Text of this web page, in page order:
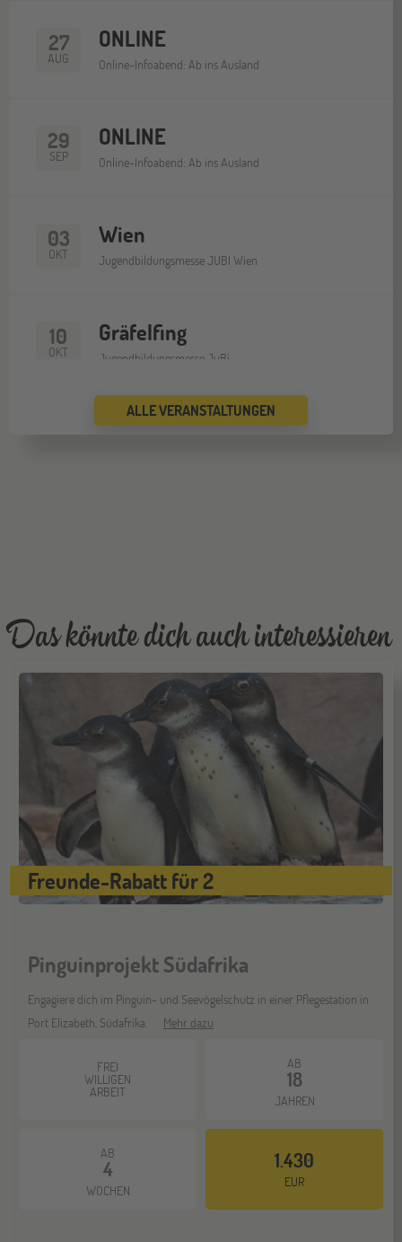
27
AUG
ONLINE
Online-Infoabend: Ab ins Ausland
29
SEP
ONLINE
Online-Infoabend: Ab ins Ausland
03
OKT
Wien
Jugendbildungsmesse JUBI Wien
10
OKT
Gräfelfing
Jugendbildungsmesse JuBi
ALLE VERANSTALTUNGEN
Das könnte dich auch interessieren
Freunde-Rabatt für 2
Pinguinprojekt Südafrika
Engagiere dich im Pinguin- und Seevögelschutz in einer Pflegestation in
Port Elizabeth, Südafrika.
Mehr dazu
FREI
WILLIGEN
ARBEIT
AB
18
JAHREN
AB
4
WOCHEN
1.430
EUR